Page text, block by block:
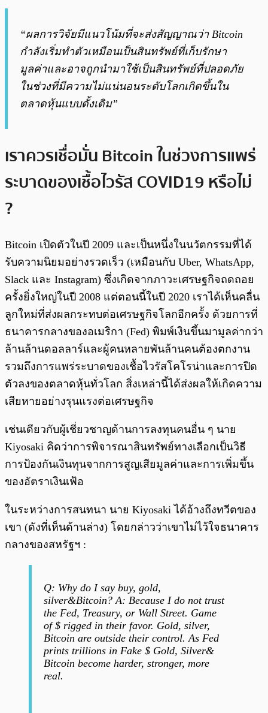
“ผลการวิจัยมีแนวโน้มที่จะส่งสัญญาณว่า Bitcoin
กำลังเริ่มทำตัวเหมือนเป็นสินทรัพย์ที่เก็บรักษา
มูลค่าและอาจถูกนำมาใช้เป็นสินทรัพย์ที่ปลอดภัย
ในช่วงที่มีความไม่แน่นอนระดับโลกเกิดขึ้นใน
ตลาดหุ้นแบบดั้งเดิม”
เราควรเชื่อมั่น Bitcoin ในช่วงการแพร่
ระบาดของเชื้อไวรัส COVID19 หรือไม่
?
Bitcoin เปิดตัวในปี 2009 และเป็นหนึ่งในนวัตกรรมที่ได้
รับความนิยมอย่างรวดเร็ว (เหมือนกับ Uber, WhatsApp,
Slack และ Instagram) ซึ่งเกิดจากภาวะเศรษฐกิจถดถอย
ครั้งยิ่งใหญ่ในปี 2008 แต่ตอนนี้ในปี 2020 เราได้เห็นคลื่น
ลูกใหม่ที่ส่งผลกระทบต่อเศรษฐกิจโลกอีกครั้ง ด้วยการที่
ธนาคารกลางของอเมริกา (Fed) พิมพ์เงินขึ้นมามูลค่ากว่า
ล้านล้านดอลลาร์และผู้คนหลายพันล้านคนต้องตกงาน
รวมถึงการแพร่ระบาดของเชื้อไวรัสโคโรน่าและการปิด
ตัวลงของตลาดหุ้นทั่วโลก สิ่งเหล่านี้ได้ส่งผลให้เกิดความ
เสียหายอย่างรุนแรงต่อเศรษฐกิจ
เช่นเดียวกับผู้เชี่ยวชาญด้านการลงทุนคนอื่น ๆ นาย
Kiyosaki คิดว่าการพิจารณาสินทรัพย์ทางเลือกเป็นวิธี
การป้องกันเงินทุนจากการสูญเสียมูลค่าและการเพิ่มขึ้น
ของอัตราเงินเฟ้อ
ในระหว่างการสนทนา นาย Kiyosaki ได้อ้างถึงทวีตของ
เขา (ดังที่เห็นด้านล่าง) โดยกล่าวว่าเขาไม่ไว้ใจธนาคาร
กลางของสหรัฐฯ :
Q: Why do I say buy, gold,
silver&Bitcoin? A: Because I do not trust
the Fed, Treasury, or Wall Street. Game
of $ rigged in their favor. Gold, silver,
Bitcoin are outside their control. As Fed
prints trillions in Fake $ Gold, Silver&
Bitcoin become harder, stronger, more
real.